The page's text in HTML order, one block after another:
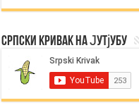
Српски Кривак на Јутјубу